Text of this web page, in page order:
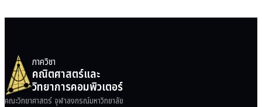
ภาควิชา
คณิตศาสตร์และ
วิทยาการคอมพิวเตอร์
คณะวิทยาศาสตร์ จุฬาลงกรณ์มหาวิทยาลัย